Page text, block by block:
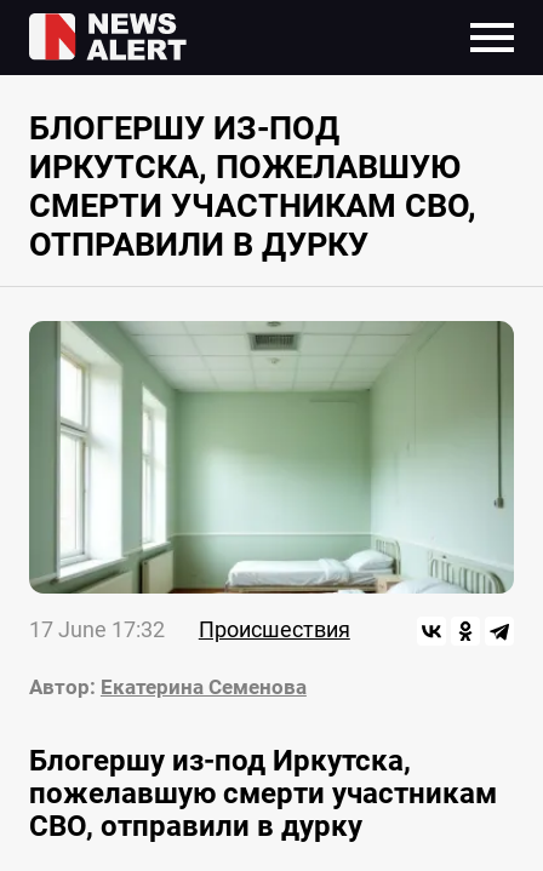
БЛОГЕРШУ ИЗ-ПОД
ИРКУТСКА, ПОЖЕЛАВШУЮ
СМЕРТИ УЧАСТНИКАМ СВО,
ОТПРАВИЛИ В ДУРКУ
17 June 17:32 Происшествия
Автор: Екатерина Семенова
Блогершу из-под Иркутска,
пожелавшую смерти участникам
СВО, отправили в дурку